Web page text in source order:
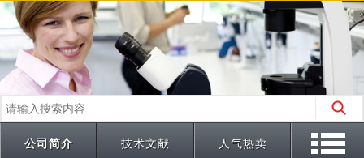
公司简介 技术文献 人气热卖